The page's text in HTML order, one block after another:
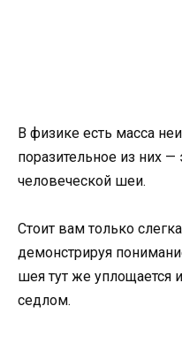
В физике есть масса
поразительное из них
человеческой шеи.
Стоит вам только
демонстрируя
шея тут же уплощается
седлом.